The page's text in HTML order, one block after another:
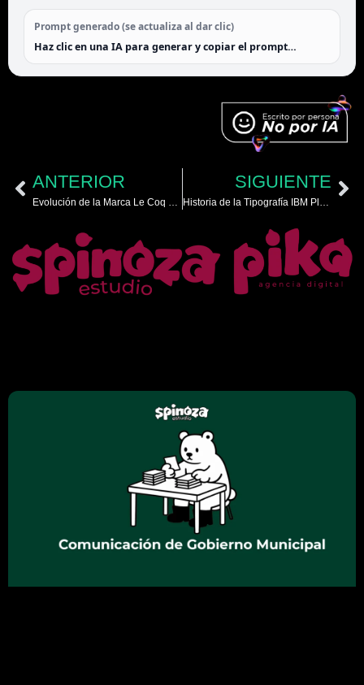
Prompt generado (se actualiza al dar clic)
Haz clic en una IA para generar y copiar el prompt…
ANTERIOR
Evolución de la Marca Le Coq Sportif
SIGUIENTE
Historia de la Tipografía IBM Plex Sans